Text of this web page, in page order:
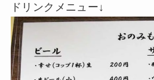
ドリンクメニュー↓